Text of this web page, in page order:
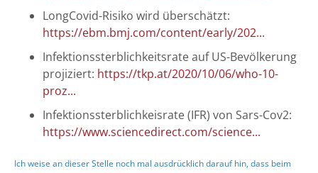
LongCovid-Risiko wird überschätzt:
https://ebm.bmj.com/content/early/202...
Infektionssterblichkeitsrate auf US-Bevölkerung
projiziert: https://tkp.at/2020/10/06/who-10-
proz...
Infektionssterblichkeisrate (IFR) von Sars-Cov2:
https://www.sciencedirect.com/science...
Ich weise an dieser Stelle noch mal ausdrücklich darauf hin, dass beim